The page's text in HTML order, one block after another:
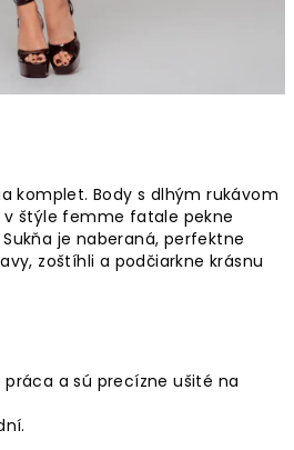
komplet. Body s dlhým rukávom
v štýle femme fatale pekne
je naberaná, perfektne
zoštíhli a podčiarkne krásnu
a sú precízne ušité na